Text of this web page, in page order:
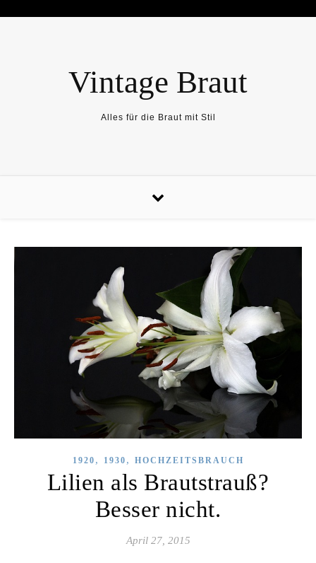
Vintage Braut
Alles für die Braut mit Stil
1920 , 1930 , HOCHZEITSBRAUCH
Lilien als Brautstrauß?
Besser nicht.
April 27, 2015